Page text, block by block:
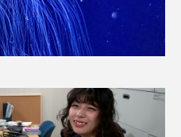
影 擬態
旬 書籍